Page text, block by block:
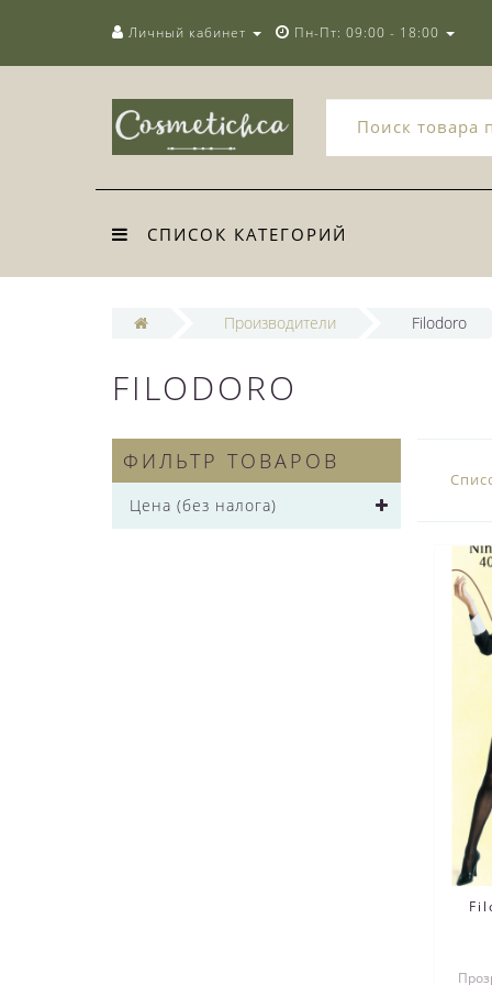
Личный кабинет Пн-Пт: 09:00 - 18:00
СПИСОК КАТЕГОРИЙ
Производители Filodoro
FILODORO
ФИЛЬТР ТОВАРОВ
Цена (без налога)